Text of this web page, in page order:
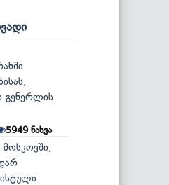
გენერლის
5949 ნახვა
მოსკოვში,